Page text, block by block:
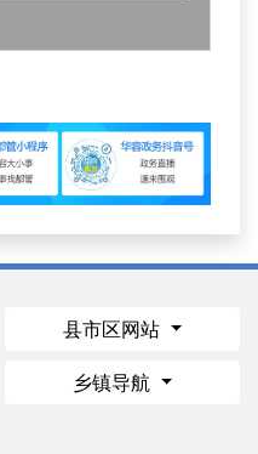
县市区网站
乡镇导航